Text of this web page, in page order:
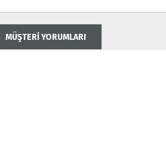
MÜŞTERİ YORUMLARI